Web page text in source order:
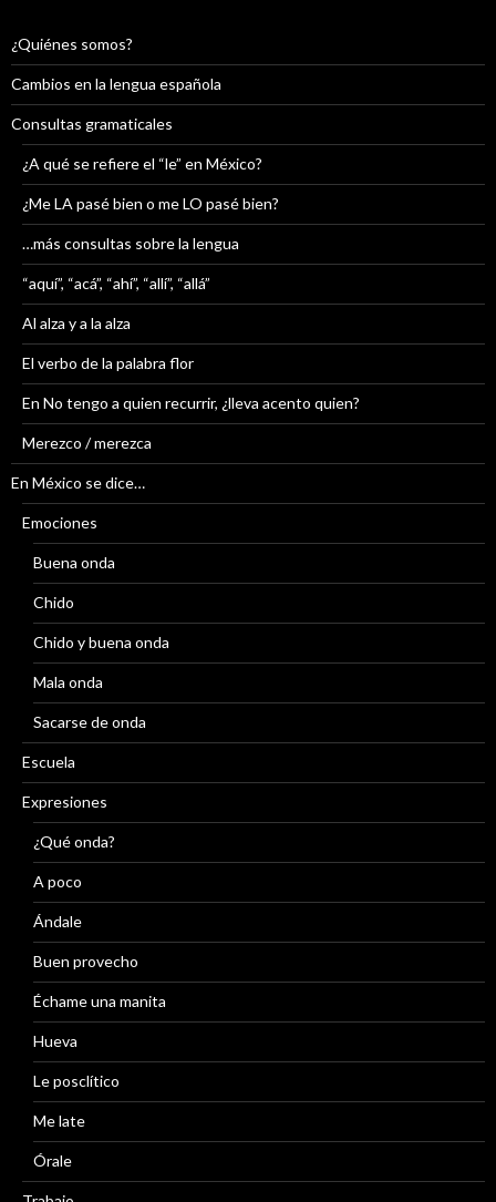
¿Quiénes somos?
Cambios en la lengua española
Consultas gramaticales
¿A qué se refiere el “le” en México?
¿Me LA pasé bien o me LO pasé bien?
…más consultas sobre la lengua
“aquí”, “acá”, “ahí”, “allí”, “allá”
Al alza y a la alza
El verbo de la palabra flor
En No tengo a quien recurrir, ¿lleva acento quien?
Merezco / merezca
En México se dice…
Emociones
Buena onda
Chido
Chido y buena onda
Mala onda
Sacarse de onda
Escuela
Expresiones
¿Qué onda?
A poco
Ándale
Buen provecho
Échame una manita
Hueva
Le posclítico
Me late
Órale